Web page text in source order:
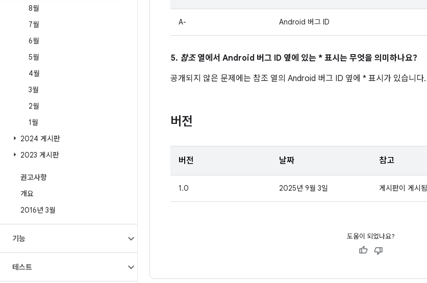
8월
7월
6월
5월
4월
3월
2월
1월
2024 게시판
2023 게시판
권고사항
개요
2016년 3월
기능
테스트
A- Android 버그 ID
5. 참조열에서 Android 버그 ID 옆에 있는 * 표시는 무엇을 의미하나요?
공개되지 않은 문제에는 참조 열의 Android 버그 ID 옆에 * 표시가 있습니다.
버전
버전 날짜 참고
1.0 2025년 9월 3일 게시판이 게시됨
도움이 되었나요?